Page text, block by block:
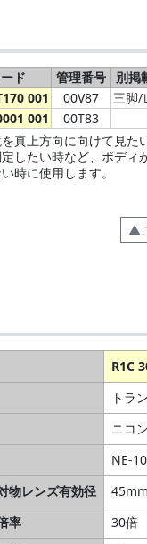
ド 管理番号
別掲
001 00V87
三脚/
001 00T83
真上方向に向けて見た
したい時など、ボディ
時に使用します。
▲
R1C
トラ
ニコ
NE-
物レンズ有効径
45mm
率
30倍